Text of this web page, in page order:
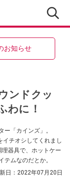
お知らせ
ンドクッ
わに！
「カインズ」。
イチオシしてくれまし
器具で、ホットケー
ムなのだとか。
日： 2022年07月20日